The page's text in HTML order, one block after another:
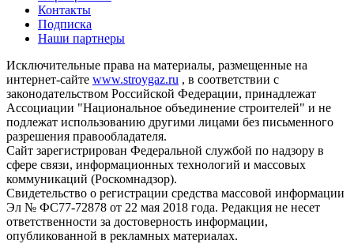
Контакты
Подписка
Наши партнеры
Исключительные права на материалы, размещенные на
интернет-сайте www.stroygaz.ru , в соответствии с
законодательством Российской Федерации, принадлежат
Ассоциации "Национальное объединение строителей" и не
подлежат использованию другими лицами без письменного
разрешения правообладателя.
Сайт зарегистрирован Федеральной службой по надзору в
сфере связи, информационных технологий и массовых
коммуникаций (Роскомнадзор).
Свидетельство о регистрации средства массовой информации
Эл № ФС77-72878 от 22 мая 2018 года. Редакция не несет
ответственности за достоверность информации,
опубликованной в рекламных материалах.